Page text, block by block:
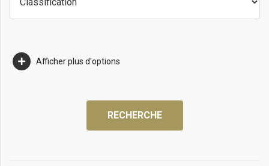
Afficher plus d'options
RECHERCHE